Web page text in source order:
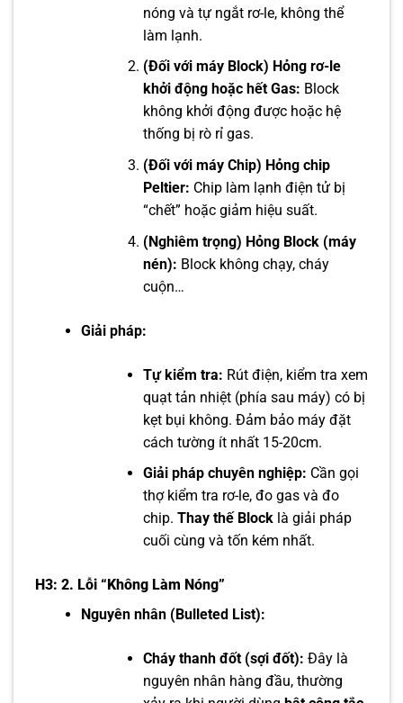
nóng và tự ngắt rơ-le, không thể
làm lạnh.
(Đối với máy Block) Hỏng rơ-le
khởi động hoặc hết Gas: Block
không khởi động được hoặc hệ
thống bị rò rỉ gas.
(Đối với máy Chip) Hỏng chip
Peltier: Chip làm lạnh điện tử bị
“chết” hoặc giảm hiệu suất.
(Nghiêm trọng) Hỏng Block (máy
nén): Block không chạy, cháy
cuộn…
Giải pháp:
Tự kiểm tra: Rút điện, kiểm tra xem
quạt tản nhiệt (phía sau máy) có bị
kẹt bụi không. Đảm bảo máy đặt
cách tường ít nhất 15-20cm.
Giải pháp chuyên nghiệp: Cần gọi
thợ kiểm tra rơ-le, đo gas và đo
chip. Thay thế Blocklà giải pháp
cuối cùng và tốn kém nhất.
H3: 2. Lỗi “Không Làm Nóng”
Nguyên nhân (Bulleted List):
Cháy thanh đốt (sợi đốt): Đây là
nguyên nhân hàng đầu, thường